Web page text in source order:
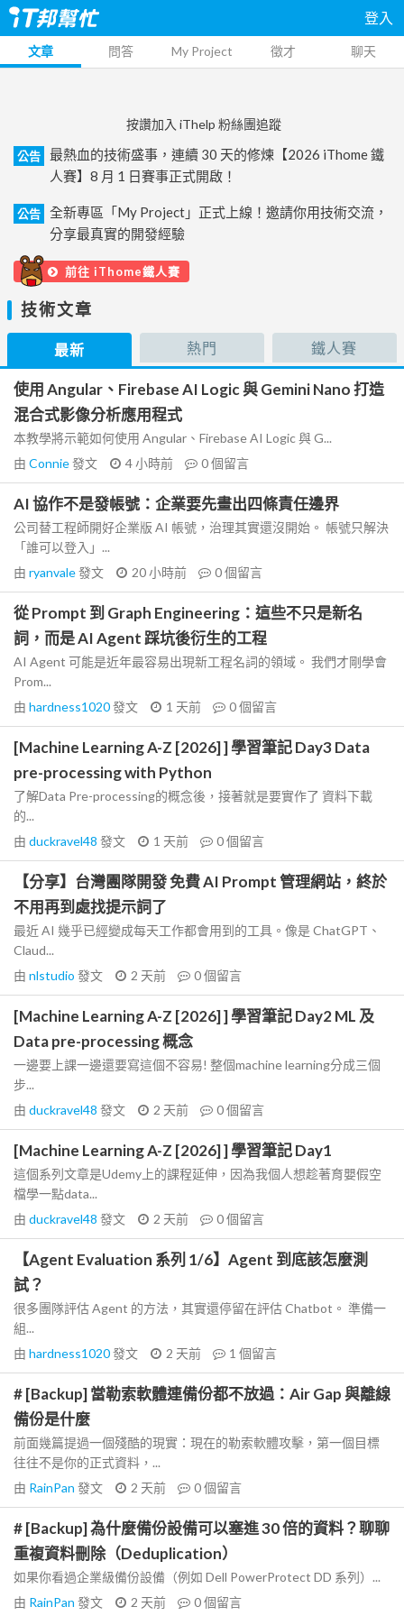
登入
文章 問答 My Project 徵才 聊天
按讚加入 iThelp 粉絲團追蹤
公告
最熱血的技術盛事，連續 30 天的修煉【2026 iThome 鐵
人賽】8 月 1 日賽事正式開啟！
公告
全新專區「My Project」正式上線！邀請你用技術交流，
分享最真實的開發經驗
前往 iThome鐵人賽
技術文章
最新 熱門 鐵人賽
使用 Angular、Firebase AI Logic 與 Gemini Nano 打造
混合式影像分析應用程式
本教學將示範如何使用 Angular、Firebase AI Logic 與 G...
由 Connie發文 4 小時前 0個留言
AI 協作不是發帳號：企業要先畫出四條責任邊界
公司替工程師開好企業版 AI 帳號，治理其實還沒開始。 帳號只解決
「誰可以登入」...
由 ryanvale發文 20 小時前 0個留言
從 Prompt 到 Graph Engineering：這些不只是新名
詞，而是 AI Agent 踩坑後衍生的工程
AI Agent 可能是近年最容易出現新工程名詞的領域。 我們才剛學會
Prom...
由 hardness1020發文 1 天前 0個留言
[Machine Learning A-Z [2026] ] 學習筆記 Day3 Data
pre-processing with Python
了解Data Pre-processing的概念後，接著就是要實作了 資料下載
的...
由 duckravel48 發文 1 天前 0個留言
【分享】台灣團隊開發 免費 AI Prompt 管理網站，終於
不用再到處找提示詞了
最近 AI 幾乎已經變成每天工作都會用到的工具。像是 ChatGPT、
Claud...
由 nlstudio 發文 2 天前 0個留言
[Machine Learning A-Z [2026] ] 學習筆記 Day2 ML 及
Data pre-processing 概念
一邊要上課一邊還要寫這個不容易! 整個machine learning分成三個
步...
由 duckravel48 發文 2 天前 0個留言
[Machine Learning A-Z [2026] ] 學習筆記 Day1
這個系列文章是Udemy上的課程延伸，因為我個人想趁著育嬰假空
檔學一點data...
由 duckravel48 發文 2 天前 0個留言
【Agent Evaluation 系列 1/6】Agent 到底該怎麼測
試？
很多團隊評估 Agent 的方法，其實還停留在評估 Chatbot。 準備一
組...
由 hardness1020發文 2 天前 1 個留言
# [Backup] 當勒索軟體連備份都不放過：Air Gap 與離線
備份是什麼
前面幾篇提過一個殘酷的現實：現在的勒索軟體攻擊，第一個目標
往往不是你的正式資料，...
由 RainPan 發文 2 天前 0個留言
# [Backup] 為什麼備份設備可以塞進 30 倍的資料？聊聊
重複資料刪除（Deduplication）
如果你看過企業級備份設備（例如 Dell PowerProtect DD 系列）...
由 RainPan 發文 2 天前 0個留言